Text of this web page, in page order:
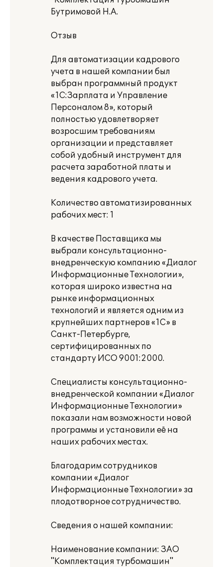
Бутримовой Н.А.
Отзыв
Для автоматизации кадрового
учета в нашей компании был
выбран программный продукт
«1С:Зарплата и Управление
Персоналом 8», который
полностью удовлетворяет
возросшим требованиям
организации и представляет
собой удобный инструмент для
расчета заработной платы и
ведения кадрового учета.
Количество автоматизированных
рабочих мест: 1
В качестве Поставщика мы
выбрали консультационно-
внедренческую компанию «Диалог
Информационные Технологии»,
которая широко известна на
рынке информационных
технологий и является одним из
крупнейших партнеров «1С» в
Санкт-Петербурге,
сертифицированных по
стандарту ИСО 9001:2000.
Специалисты консультационно-
внедренческой компании «Диалог
Информационные Технологии»
показали нам возможности новой
программы и установили её на
наших рабочих местах.
Благодарим сотрудников
компании «Диалог
Информационные Технологии» за
плодотворное сотрудничество.
Сведения о нашей компании:
Наименование компании: ЗАО
"Комплектация турбомашин"